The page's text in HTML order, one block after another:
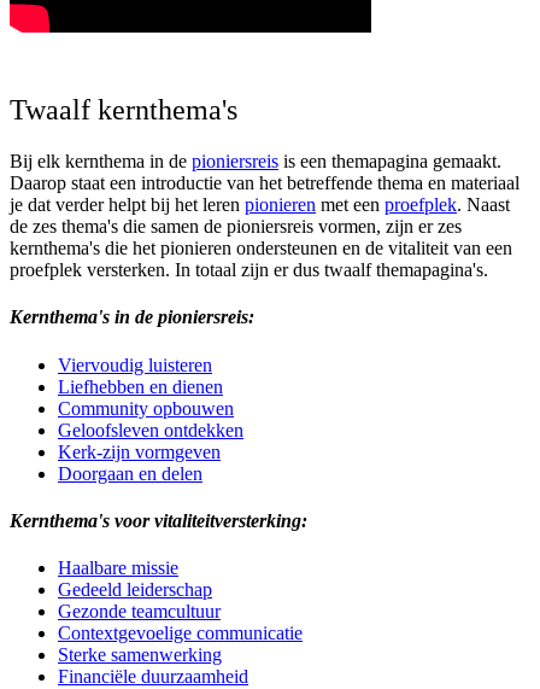
Twaalf kernthema's
Bij elk kernthema in de pioniersreis is een themapagina gemaakt.
Daarop staat een introductie van het betreffende thema en materiaal
je dat verder helpt bij het leren pionieren met een proefplek. Naast
de zes thema's die samen de pioniersreis vormen, zijn er zes
kernthema's die het pionieren ondersteunen en de vitaliteit van een
proefplek versterken. In totaal zijn er dus twaalf themapagina's.
Kernthema's in de pioniersreis:
Viervoudig luisteren
Liefhebben en dienen
Community opbouwen
Geloofsleven ontdekken
Kerk-zijn vormgeven
Doorgaan en delen
Kernthema's voor vitaliteitversterking:
Haalbare missie
Gedeeld leiderschap
Gezonde teamcultuur
Contextgevoelige communicatie
Sterke samenwerking
Financiële duurzaamheid